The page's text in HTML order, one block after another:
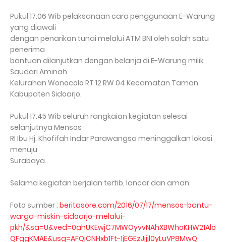
Pukul 17.06 Wib pelaksanaan cara penggunaan E-Warung
yang diawali
dengan penarikan tunai melalui ATM BNI oleh salah satu
penerima
bantuan dilanjutkan dengan belanja di E-Warung milik
Saudari Aminah
Kelurahan Wonocolo RT 12 RW 04 Kecamatan Taman
Kabupaten Sidoarjo.
Pukul 17.45 Wib seluruh rangkaian kegiatan selesai
selanjutnya Mensos
RI Ibu Hj. Khofifah Indar Parawangsa meninggalkan lokasi
menuju
Surabaya.
Selama kegiatan berjalan tertib, lancar dan aman.
Foto sumber : beritasore.com/2016/07/17/mensos-bantu-
warga-miskin-sidoarjo-melalui-
pkh/&sa=U&ved=0ahUKEwjC7MWOyvvNAhXBWhoKHW21Alo
QFggKMAE&usg=AFQjCNHxb1Ft-1jEGEzJjjjl0yLuVP8MwQ